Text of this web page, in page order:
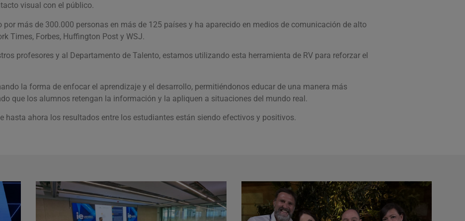
visual con el público.
más de 300.000 personas en más de 125 países y ha aparecido en medios de comunicación de alto
Times, Forbes, Huffington Post y WSJ.
profesores y al Departamento de Talento, estamos utilizando esta herramienta de RV para reforzar el
la forma de enfocar el aprendizaje y el desarrollo, permitiéndonos educar de una manera más
que los alumnos retengan la información y la apliquen a situaciones del mundo real.
hasta ahora los resultados entre los estudiantes están siendo efectivos y positivos.